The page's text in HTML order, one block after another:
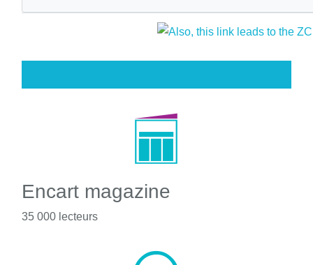
Encart magazine
35 000 lecteurs